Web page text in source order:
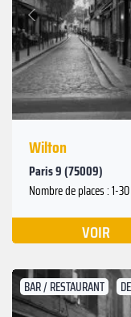
Précédent
Wilton
Paris 9 (75009)
Nombre de places : 1-
VOIR
BAR / RESTAURANT